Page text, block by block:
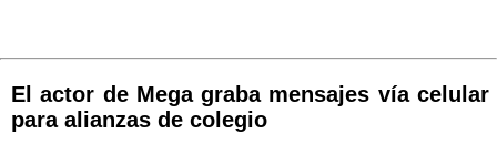
El actor de Mega graba mensajes vía celular
para alianzas de colegio